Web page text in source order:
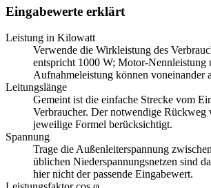
Eingabewerte erklärt
Leistung in Kilowatt
Verwende die Wirkleistung des
entspricht 1000 W; Motor-Nennleistung
Aufnahmeleistung können voneinander
Leitungslänge
Gemeint ist die einfache Strecke vom
Verbraucher. Der notwendige Rückweg
jeweilige Formel berücksichtigt.
Spannung
Trage die Außenleiterspannung
üblichen Niederspannungsnetzen sind
hier nicht der passende Eingabewert.